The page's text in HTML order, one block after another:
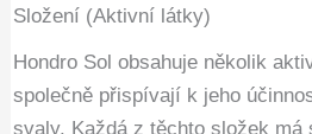
Složení (Aktivní látky)
Hondro Sol obsahuje několik
společně přispívají k jeho
svaly. Každá z těchto složek má